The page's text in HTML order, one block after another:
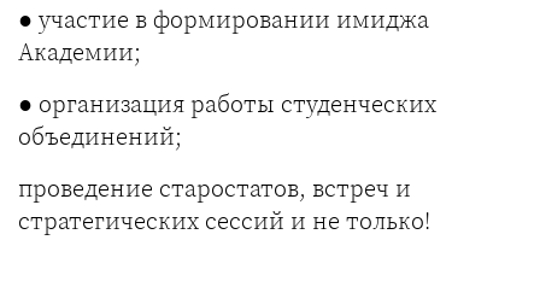
● участие в формировании имиджа
Академии;
● организация работы студенческих
объединений;
проведение старостатов, встреч и
стратегических сессий и не только!